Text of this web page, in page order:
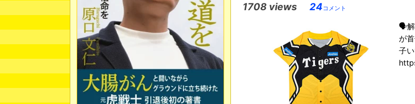
1708 views 24コメント
🗣解
が
子